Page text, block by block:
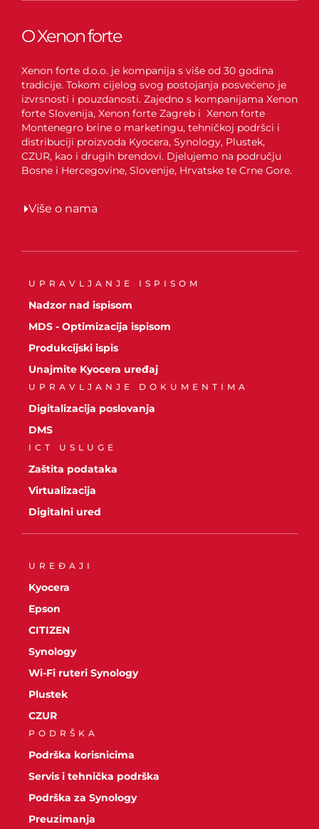
O Xenon forte
Xenon forte d.o.o. je kompanija s više od 30 godina
tradicije. Tokom cijelog svog postojanja posvećeno je
izvrsnosti i pouzdanosti. Zajedno s kompanijama Xenon
forte Slovenija, Xenon forte Zagreb i Xenon forte
Montenegro brine o marketingu, tehničkoj podršci i
distribuciji proizvoda Kyocera, Synology, Plustek,
CZUR, kao i drugih brendovi. Djelujemo na području
Bosne i Hercegovine, Slovenije, Hrvatske te Crne Gore.
Više o nama
UPRAVLJANJE ISPISOM
Nadzor nad ispisom
MDS - Optimizacija ispisom
Produkcijski ispis
Unajmite Kyocera uređaj
UPRAVLJANJE DOKUMENTIMA
Digitalizacija poslovanja
DMS
ICT USLUGE
Zaštita podataka
Virtualizacija
Digitalni ured
UREĐAJI
Kyocera
Epson
CITIZEN
Synology
Wi-Fi ruteri Synology
Plustek
CZUR
PODRŠKA
Podrška korisnicima
Servis i tehnička podrška
Podrška za Synology
Preuzimanja